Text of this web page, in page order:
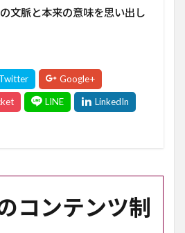
文脈と本来の意味を思い出し
コンテンツ制